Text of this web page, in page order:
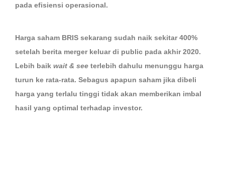
pada efisiensi operasional.
Harga saham BRIS sekarang sudah naik sekitar 400%
setelah berita merger keluar di public pada akhir 2020.
Lebih baik wait & see terlebih dahulu menunggu harga
turun ke rata-rata. Sebagus apapun saham jika dibeli
harga yang terlalu tinggi tidak akan memberikan imbal
hasil yang optimal terhadap investor.